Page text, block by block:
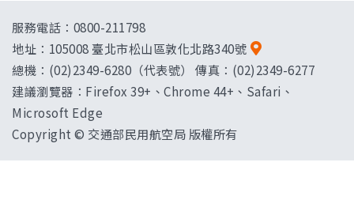
服務電話：0800-211798
地址： 105008 臺北市松山區敦化北路340號
總機：(02)2349-6280（代表號） 傳真：(02)2349-6277
建議瀏覽器：Firefox 39+、Chrome 44+、Safari、
Microsoft Edge
Copyright © 交通部民用航空局 版權所有